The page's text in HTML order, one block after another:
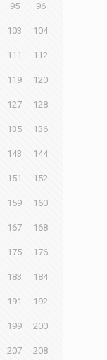
95 96
103 104
111 112
119 120
127 128
135 136
143 144
151 152
159 160
167 168
175 176
183 184
191 192
199 200
207 208